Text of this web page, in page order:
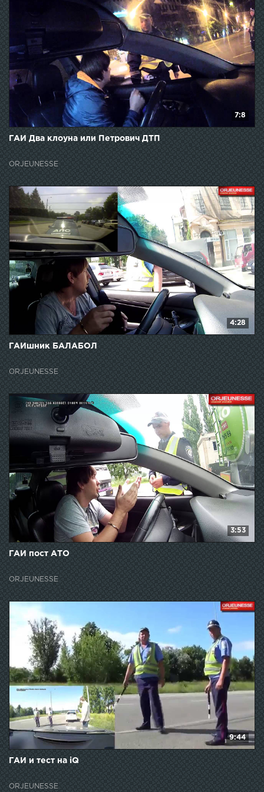
7:8
ГАИ Два клоуна или Петрович ДТП
ORJEUNESSE
4:28
ГАИшник БАЛАБОЛ
ORJEUNESSE
3:53
ГАИ пост АТО
ORJEUNESSE
9:44
ГАИ и тест на iQ
ORJEUNESSE